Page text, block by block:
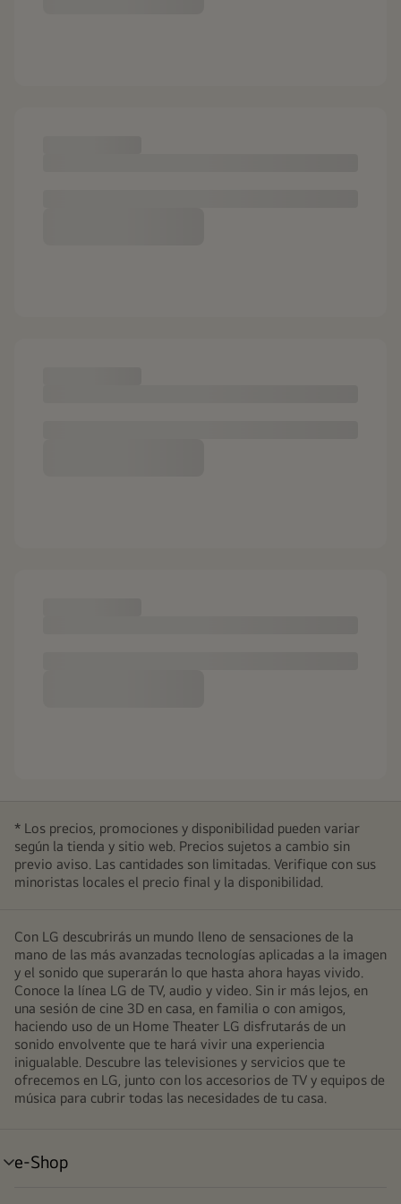
* Los precios, promociones y disponibilidad pueden variar
según la tienda y sitio web. Precios sujetos a cambio sin
previo aviso. Las cantidades son limitadas. Verifique con sus
minoristas locales el precio final y la disponibilidad.
Con LG descubrirás un mundo lleno de sensaciones de la
mano de las más avanzadas tecnologías aplicadas a la imagen
y el sonido que superarán lo que hasta ahora hayas vivido.
Conoce la línea LG de TV, audio y video. Sin ir más lejos, en
una sesión de cine 3D en casa, en familia o con amigos,
haciendo uso de un Home Theater LG disfrutarás de un
sonido envolvente que te hará vivir una experiencia
inigualable. Descubre las televisiones y servicios que te
ofrecemos en LG, junto con los accesorios de TV y equipos de
música para cubrir todas las necesidades de tu casa.
e-Shop
alternar